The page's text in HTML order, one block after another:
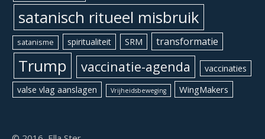
satanisch ritueel misbruik
satanisme spiritualiteit SRM transformatie
Trump vaccinatie-agenda
vaccinaties
valse vlag aanslagen
Vrijheidsbeweging WingMakers